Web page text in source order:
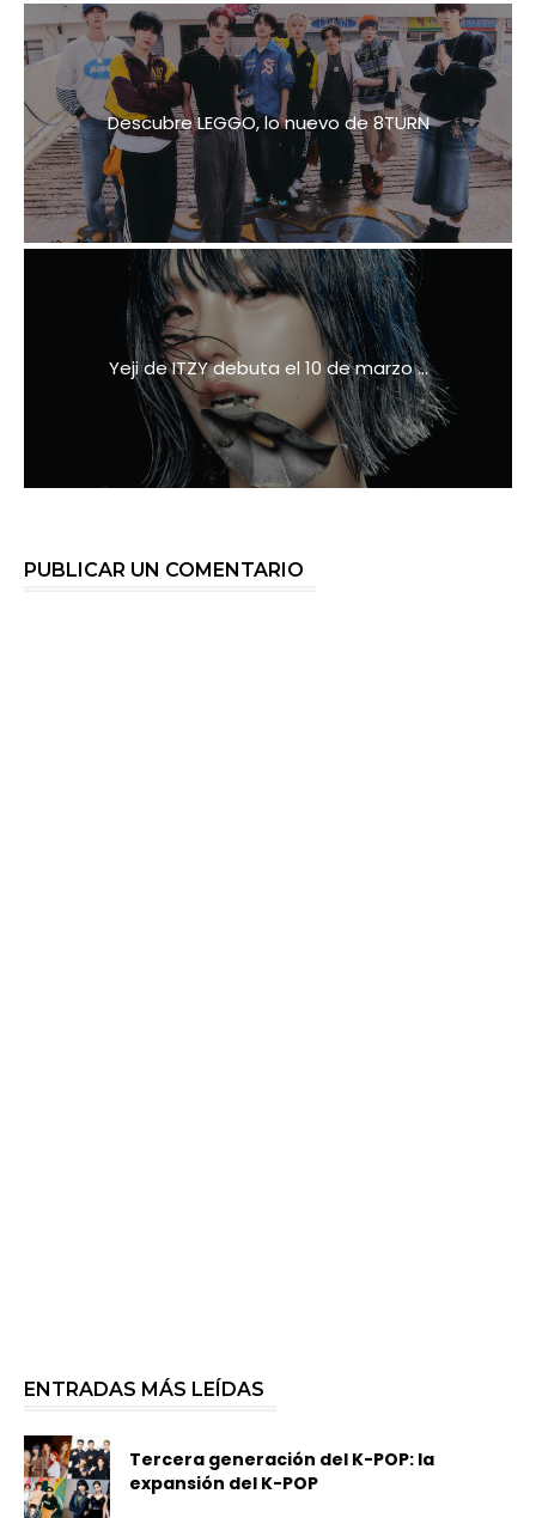
Descubre LEGGO, lo nuevo de 8TURN
Yeji de ITZY debuta el 10 de marzo ...
PUBLICAR UN COMENTARIO
ENTRADAS MÁS LEÍDAS
Tercera generación del K-POP: la
expansión del K-POP